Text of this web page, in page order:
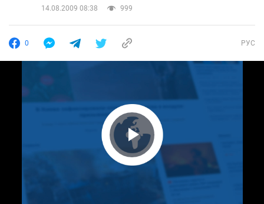
14.08.2009 08:38
999
0 РУС
Play Video